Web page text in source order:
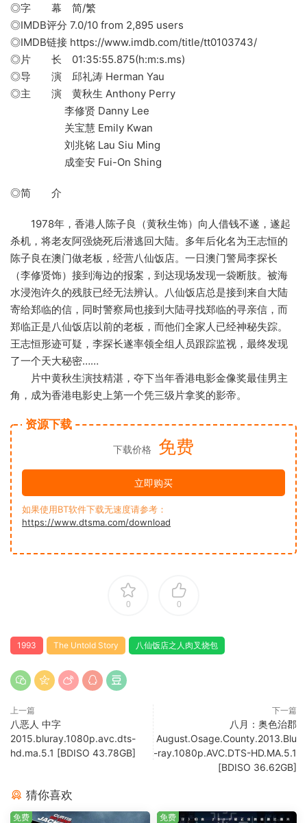
◎字 幕 简/繁
◎IMDB评分 7.0/10 from 2,895 users
◎IMDB链接 https://www.imdb.com/title/tt0103743/
◎片 长 01:35:55.875(h:m:s.ms)
◎导 演 邱礼涛 Herman Yau
◎主 演 黄秋生 Anthony Perry
李修贤 Danny Lee
关宝慧 Emily Kwan
刘兆铭 Lau Siu Ming
成奎安 Fui-On Shing
◎简 介
1978年，香港人陈子良（黄秋生饰）向人借钱不遂，遂起
杀机，将老友阿强烧死后潜逃回大陆。多年后化名为王志恒的
陈子良在澳门做老板，经营八仙饭店。一日澳门警局李探长
（李修贤饰）接到海边的报案，到达现场发现一袋断肢。被海
水浸泡许久的残肢已经无法辨认。八仙饭店总是接到来自大陆
寄给郑临的信，同时警察局也接到大陆寻找郑临的寻亲信，而
郑临正是八仙饭店以前的老板，而他们全家人已经神秘失踪。
王志恒形迹可疑，李探长遂率领全组人员跟踪监视，最终发现
了一个天大秘密……
片中黄秋生演技精湛，夺下当年香港电影金像奖最佳男主
角，成为香港电影史上第一个凭三级片拿奖的影帝。
资源下载
下载价格 免费
立即购买
如果使用BT软件下载无速度请参考：
https://www.dtsma.com/download
0 0
1993 The Untold Story 八仙饭店之人肉叉烧包
上一篇
八恶人 中字
2015.bluray.1080p.avc.dts-
hd.ma.5.1 [BDISO 43.78GB]
下一篇
八月：奥色治郡
August.Osage.County.2013.Blu
-ray.1080p.AVC.DTS-HD.MA.5.1
[BDISO 36.62GB]
猜你喜欢
免费 免费